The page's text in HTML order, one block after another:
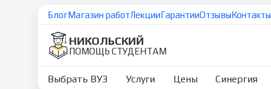
БлогМагазин работЛекцииГарантииОтзывыКонтакты
НИКОЛЬСКИЙ
ПОМОЩЬ СТУДЕНТАМ
Выбрать ВУЗ Услуги Цены Синергия